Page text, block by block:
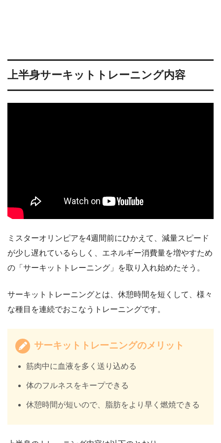
上半身サーキットトレーニング内容
ミスターオリンピアを4週間前にひかえて、減量スピード
が少し遅れているらしく、エネルギー消費量を増やすため
の「サーキットトレーニング」を取り入れ始めたそう。
サーキットトレーニングとは、休憩時間を短くして、様々
な種目を連続でおこなうトレーニングです。
サーキットトレーニングのメリット
筋肉中に血液を多く送り込める
体のフルネスをキープできる
休憩時間が短いので、脂肪をより早く燃焼できる